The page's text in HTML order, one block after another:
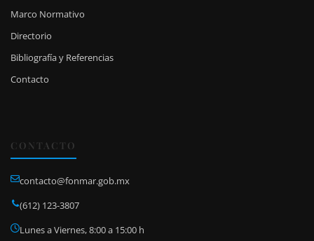
Marco Normativo
Directorio
Bibliografía y Referencias
Contacto
CONTACTO
contacto@fonmar.gob.mx
(612) 123-3807
Lunes a Viernes, 8:00 a 15:00 h